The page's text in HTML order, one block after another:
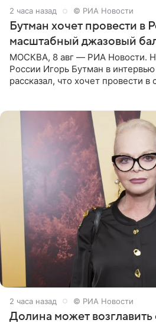
2 часа назад © РИА Новости
Бутман хочет провести в
масштабный джазовый
МОСКВА, 8 авг — РИА Новости.
России Игорь Бутман в
рассказал, что хочет провести
2 часа назад © РИА Новости
Долина может возглавить